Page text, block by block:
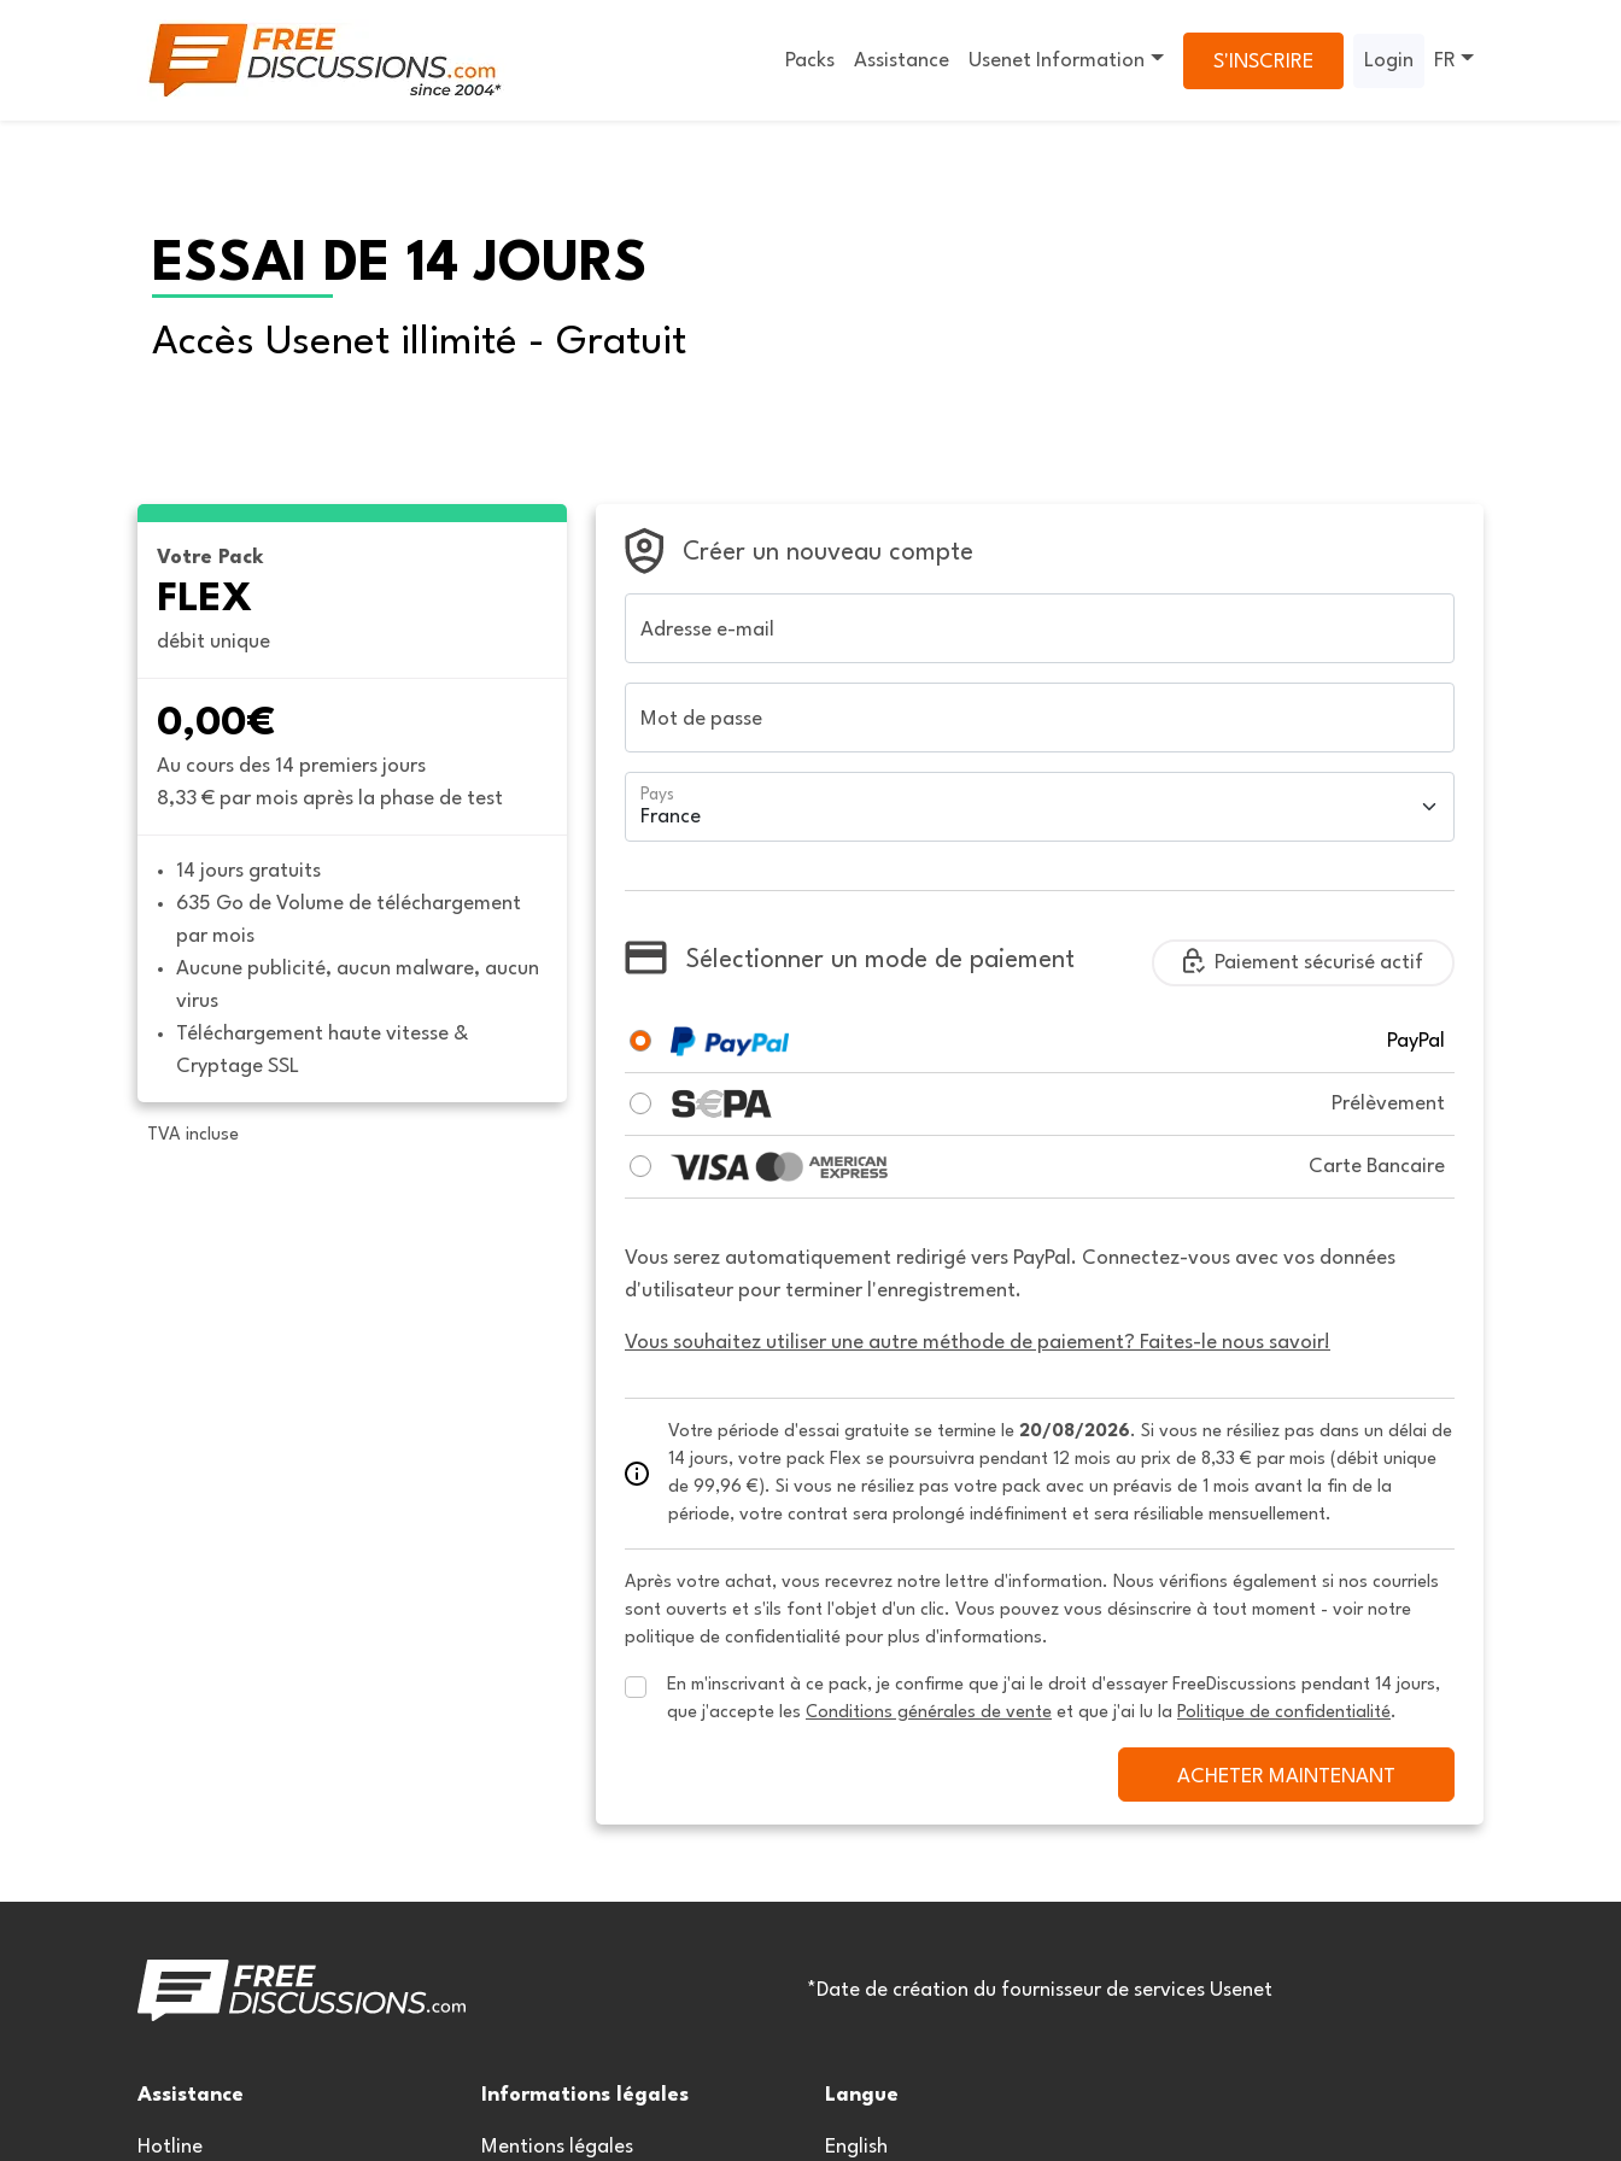
Packs Assistance Usenet Information S'INSCRIRE Login FR
ESSAI DE 14 JOURS
Accès Usenet illimité - Gratuit
Votre Pack
FLEX
débit unique
0,00€
Au cours des 14 premiers jours
8,33 € par mois après la phase de test
14 jours gratuits
635 Go de Volume de téléchargement
par mois
Aucune publicité, aucun malware, aucun
virus
Téléchargement haute vitesse &
Cryptage SSL
TVA incluse
Créer un nouveau compte
Adresse e-mail
Mot de passe
Pays
Sélectionner un mode de paiement Paiement sécurisé actif
PayPal
Prélèvement
Carte Bancaire
Vous serez automatiquement redirigé vers PayPal. Connectez-vous avec vos données
d'utilisateur pour terminer l'enregistrement.
Vous souhaitez utiliser une autre méthode de paiement? Faites-le nous savoir!
Votre période d'essai gratuite se termine le 20/08/2026. Si vous ne résiliez pas dans un délai de
14 jours, votre pack Flex se poursuivra pendant 12 mois au prix de 8,33 € par mois (débit unique
de 99,96 €). Si vous ne résiliez pas votre pack avec un préavis de 1 mois avant la fin de la
période, votre contrat sera prolongé indéfiniment et sera résiliable mensuellement.
Après votre achat, vous recevrez notre lettre d'information. Nous vérifions également si nos courriels
sont ouverts et s'ils font l'objet d'un clic. Vous pouvez vous désinscrire à tout moment - voir notre
politique de confidentialité pour plus d'informations.
En m'inscrivant à ce pack, je confirme que j'ai le droit d'essayer FreeDiscussions pendant 14 jours,
que j'accepte les Conditions générales de vente et que j'ai lu la Politique de confidentialité.
ACHETER MAINTENANT
*Date de création du fournisseur de services Usenet
Assistance
Hotline
Informations légales
Mentions légales
Langue
English